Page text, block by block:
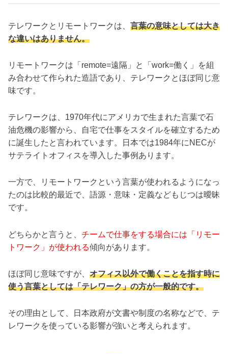
テレワークとリモートワークは、 言葉の意味としては大き
な違いはありません。
リモートワークは「remote=遠隔」と「work=働く」を組
み合わせて作られた造語であり、テレワークとほぼ同じ意
味です。
テレワークは、1970年代にアメリカで生まれた言葉で石
油危機の影響から、自宅で仕事をスタイルを確立するため
に誕生したと言われています。日本では1984年にNECが
サテライトオフィスを導入した事例あります。
一方で、リモートワークという言葉が使われるようになっ
たのは比較的最近で、語源・意味・定義などもじつは曖昧
です。
どちらかと言うと、 チームで仕事をする場合には「リモー
トワーク」が使われる傾向があります。
ほぼ同じ意味ですが、 オフィス以外で働くことを指す時に
使う言葉としては「テレワーク」の方が一般的です。
その理由として、日本政府が文書や制度の名称などで、テ
レワークを使っている影響が強いと考えられます。